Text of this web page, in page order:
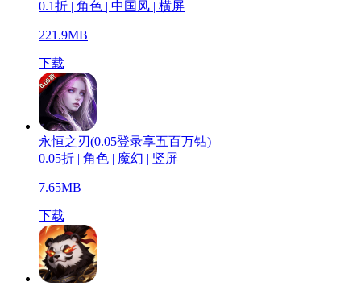
0.1折 | 角色 | 中国风 | 横屏
221.9MB
下载
永恒之刃(0.05登录享五百万钻)
0.05折 | 角色 | 魔幻 | 竖屏
7.65MB
下载